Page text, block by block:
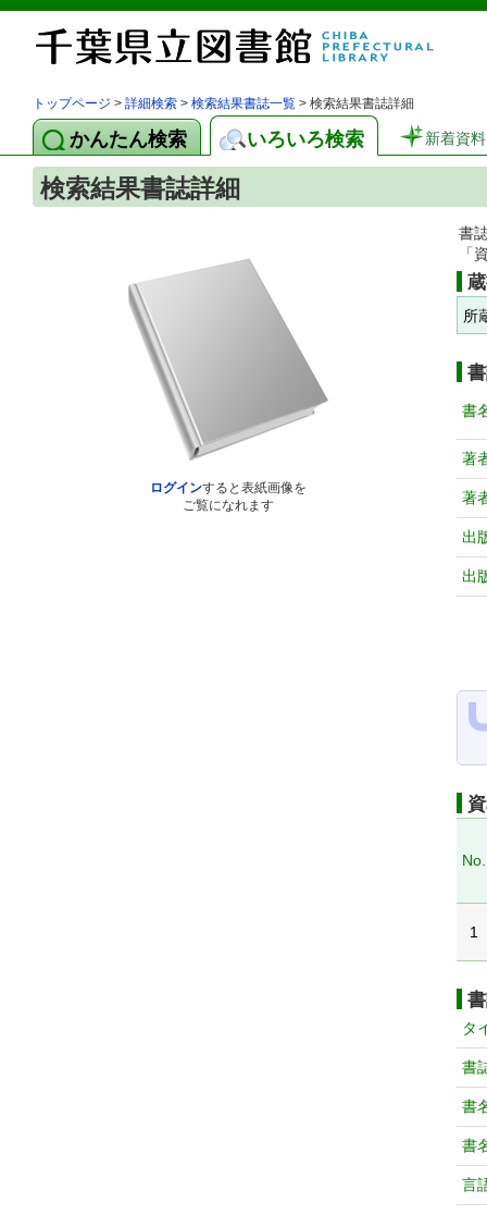
トップページ > 詳細検索 > 検索結果書誌一覧 > 検索結果書誌詳細
かんたん検索 いろいろ検索 新着資料
検索結果書誌詳細
ログインすると表紙画像を
ご覧になれます
書
「
所
書
著
著
出
出
No.
1
タ
書
書
書
言